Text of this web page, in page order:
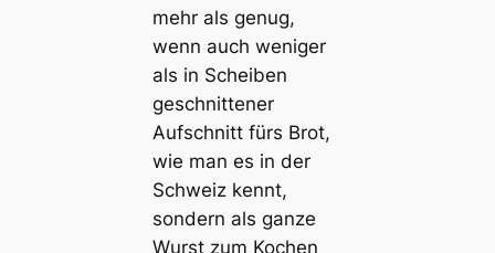
mehr als genug,
wenn auch weniger
als in Scheiben
geschnittener
Aufschnitt fürs Brot,
wie man es in der
Schweiz kennt,
sondern als ganze
Wurst zum Kochen